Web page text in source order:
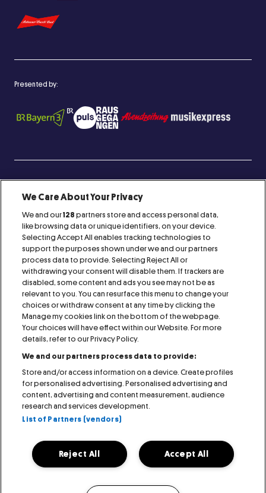
Presented by:
IMPRESSUM KONTAKT AGB
GEWINNSPIELE PRESSE COOKIE NOTICE
PRIVACY NOTICE VISITOR NOTICE
ACCESSIBILITY STATEMENT
MANAGE MY COOKIES
We Care About Your Privacy
We and our128 partners store and access personal data,
like browsing data or unique identifiers, on your device.
Selecting Accept All enables tracking technologies to
support the purposes shown under we and our partners
process data to provide. Selecting Reject All or
withdrawing your consent will disable them. If trackers are
disabled, some content and ads you see may not be as
relevant to you. You can resurface this menu to change your
choices or withdraw consent at any time by clicking the
Manage my cookies link on the bottom of the webpage.
Your choices will have effect within our Website. For more
details, refer to our Privacy Policy.
We and our partners process data to provide:
Store and/or access information on a device. Create profiles
for personalised advertising. Personalised advertising and
content, advertising and content measurement, audience
research and services development.
List of Partners (vendors)
Accept All
Reject All